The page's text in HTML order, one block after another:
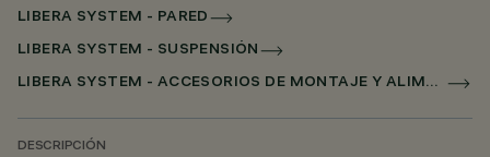
LIBERA SYSTEM - PARED
LIBERA SYSTEM - SUSPENSIÓN
LIBERA SYSTEM - ACCESORIOS DE MONTAJE Y ALIMENTACIÓN
DESCRIPCIÓN